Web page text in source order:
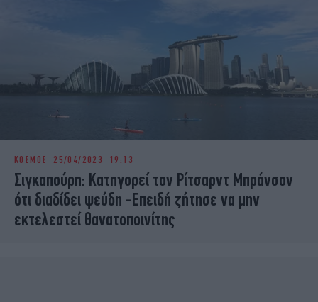
ΚΟΣΜΟΣ 25/04/2023 19:13
Σιγκαπούρη: Κατηγορεί τον Ρίτσαρντ Μπράνσον
ότι διαδίδει ψεύδη -Επειδή ζήτησε να μην
εκτελεστεί θανατοποινίτης